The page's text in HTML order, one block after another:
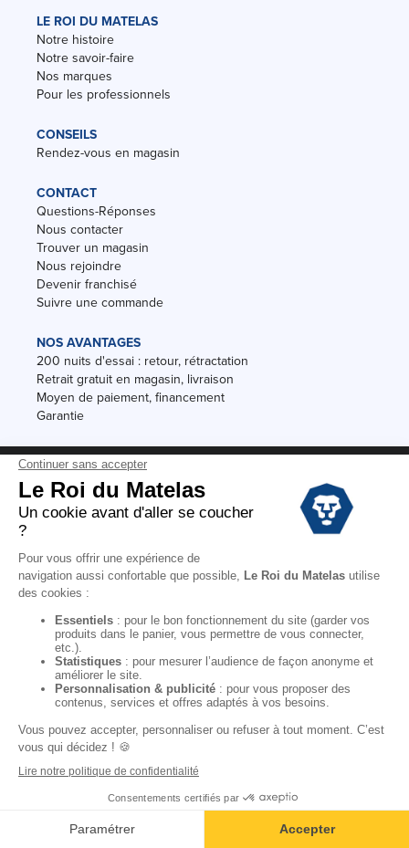
LE ROI DU MATELAS
Notre histoire
Notre savoir-faire
Nos marques
Pour les professionnels
CONSEILS
Rendez-vous en magasin
CONTACT
Questions-Réponses
Nous contacter
Trouver un magasin
Nous rejoindre
Devenir franchisé
Suivre une commande
NOS AVANTAGES
200 nuits d'essai : retour, rétractation
Retrait gratuit en magasin, livraison
Moyen de paiement, financement
Garantie
Conditions des offres
Black Friday
Destockage
Conditions Générales de vente magasin
Mentions Légales
Données personnelles
Codes promo Le Roi du Matelas
Copyright © 2022. All rights reserved.